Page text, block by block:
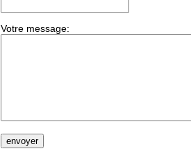
Votre message: